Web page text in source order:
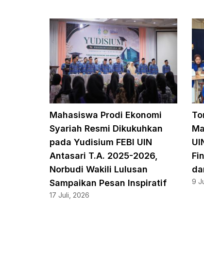
Mahasiswa Prodi Ekonomi
Syariah Resmi Dikukuhkan
pada Yudisium FEBI UIN
Antasari T.A. 2025-2026,
Norbudi Wakili Lulusan
Sampaikan Pesan Inspiratif
17 Juli, 2026
9